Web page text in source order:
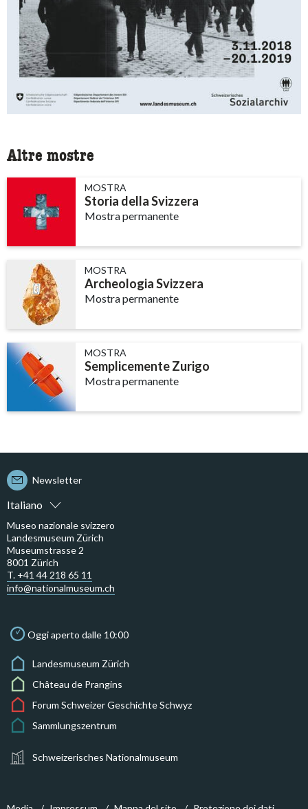
Altre mostre
MOSTRA
Storia della Svizzera
Mostra permanente
MOSTRA
Archeologia Svizzera
Mostra permanente
MOSTRA
Semplicemente Zurigo
Mostra permanente
Italiano
Newsletter
Museo nazionale svizzero
Landesmuseum Zürich
Museumstrasse 2
8001 Zürich
T. +41 44 218 65 11
info@nationalmuseum.ch
Oggi aperto dalle 10:00
Landesmuseum Zürich
Château de Prangins
Forum Schweizer Geschichte Schwyz
Sammlungszentrum
Schweizerisches Nationalmuseum